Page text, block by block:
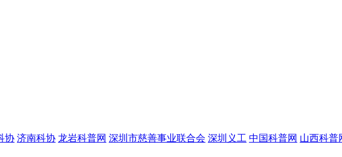
协 济南科协 龙岩科普网 深圳市慈善事业联合会 深圳义工 中国科普网 山西科普